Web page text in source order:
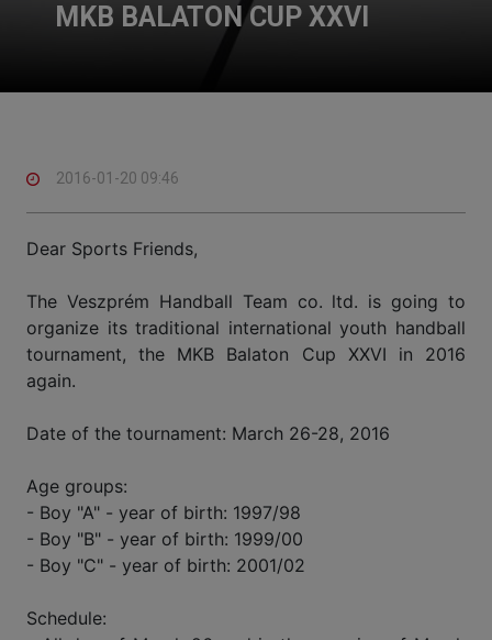
MKB BALATON CUP XXVI
2016-01-20 09:46
Dear Sports Friends,
The Veszprém Handball Team co. ltd. is going to
organize its traditional international youth handball
tournament, the MKB Balaton Cup XXVI in 2016
again.
Date of the tournament: March 26-28, 2016
Age groups:
- Boy "A" - year of birth: 1997/98
- Boy "B" - year of birth: 1999/00
- Boy "C" - year of birth: 2001/02
Schedule: